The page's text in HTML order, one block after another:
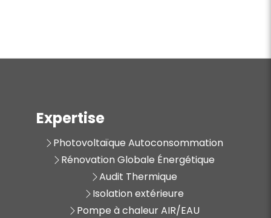
Expertise
Photovoltaïque Autoconsommation
Rénovation Globale Énergétique
Audit Thermique
Isolation extérieure
Pompe à chaleur AIR/EAU